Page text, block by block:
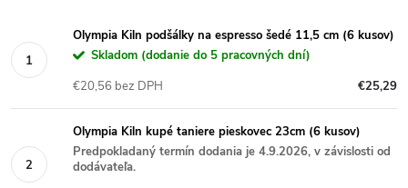
Olympia Kiln podšálky na espresso šedé 11,5 cm (6 kusov)
Skladom (dodanie do 5 pracovných dní)
€25,29
€20,56 bez DPH
Olympia Kiln kupé taniere pieskovec 23cm (6 kusov)
Predpokladaný termín dodania je 4.9.2026, v závislosti od
dodávateľa.